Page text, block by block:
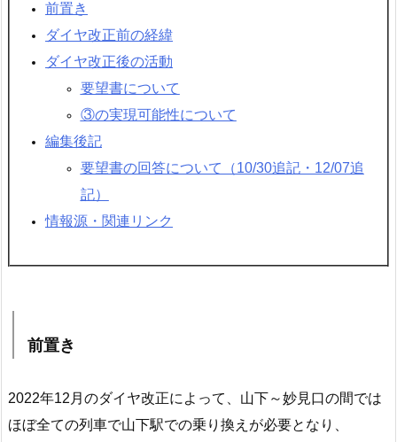
前置き
ダイヤ改正前の経緯
ダイヤ改正後の活動
要望書について
③の実現可能性について
編集後記
要望書の回答について（10/30追記・12/07追
記）
情報源・関連リンク
前置き
2022年12月のダイヤ改正によって、山下～妙見口の間では
ほぼ全ての列車で山下駅での乗り換えが必要となり、